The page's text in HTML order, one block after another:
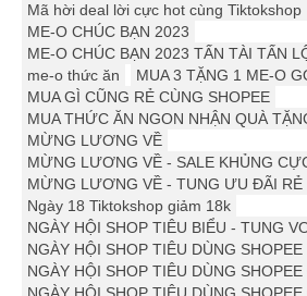
Mã hời deal lời cực hot cùng Tiktokshop
ME-O CHÚC BẠN 2023
ME-O CHÚC BẠN 2023 TẤN TÀI TẤN
me-o thức ăn
MUA 3 TẶNG 1 ME-O
MUA GÌ CŨNG RẺ CÙNG SHOPEE
MUA THỨC ĂN NGON NHẬN QUÀ
MỪNG LƯƠNG VỀ
MỪNG LƯƠNG VỀ - SALE KHỦNG
MỪNG LƯƠNG VỀ - TUNG ƯU ĐÃI RẺ
Ngày 18 Tiktokshop giảm 18k
NGÀY HỘI SHOP TIÊU BIỂU - TUNG
NGÀY HỘI SHOP TIÊU DÙNG SHOPEE
NGÀY HỘI SHOP TIÊU DÙNG SHOPEE